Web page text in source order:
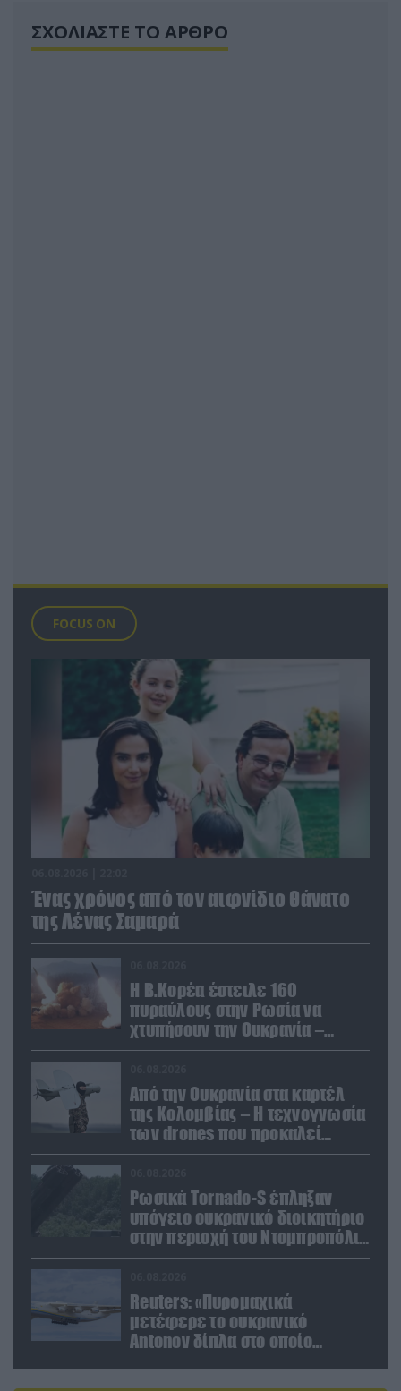
ΣΧΟΛΙΑΣΤΕ ΤΟ ΑΡΘΡΟ
FOCUS ON
Ένας χρόνος από τον αιφνίδιο θάνατο
της Λένας Σαμαρά
Η Β.Κορέα έστειλε 160
πυραύλους στην Ρωσία να
χτυπήσουν την Ουκρανία –
Θέλει να εκπαιδευτεί σε νέο
Από την Ουκρανία στα καρτέλ
της Κολομβίας – Η τεχνογνωσία
των drones που προκαλεί
ανησυχία
Ρωσικά Tornado-S έπληξαν
υπόγειο ουκρανικό διοικητήριο
στην περιοχή του Ντομπροπόλιε
(βίντεο)
Reuters: «Πυρομαχικά
μετέφερε το ουκρανικό
Antonov δίπλα στο οποίο